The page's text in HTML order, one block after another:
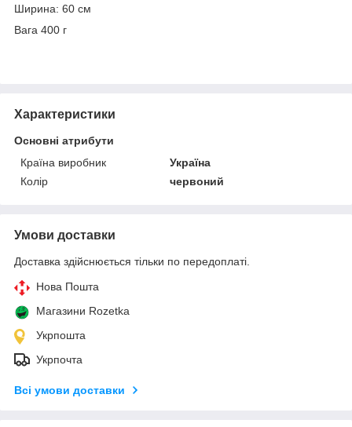
Ширина: 60 см
Вага 400 г
Характеристики
Основні атрибути
Країна виробник
Україна
Колір
червоний
Умови доставки
Доставка здійснюється тільки по передоплаті.
Нова Пошта
Магазини Rozetka
Укрпошта
Укрпочта
Всі умови доставки